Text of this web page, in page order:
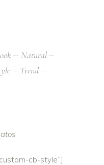
Natural
Trend
cb-style”]